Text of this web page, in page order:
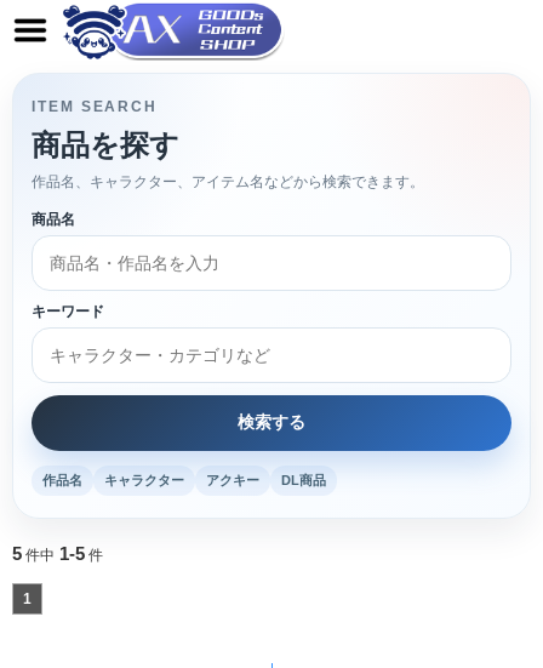
ITEM SEARCH
商品を探す
作品名、キャラクター、アイテム名などから検索できます。
商品名
キーワード
作品名 キャラクター アクキー DL商品
5 件中 1-5 件
1